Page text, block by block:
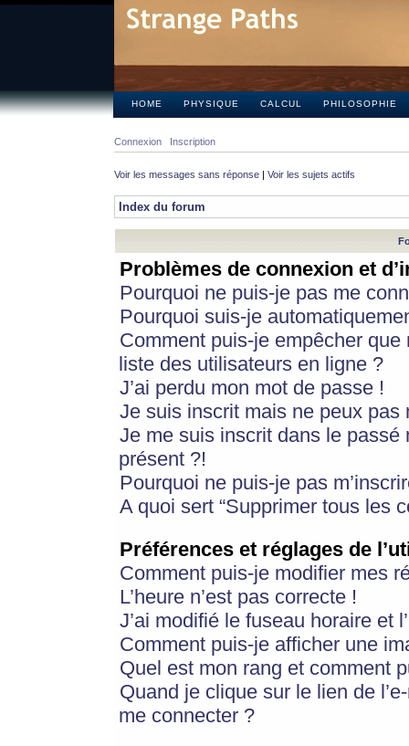
HOME PHYSIQUE CALCUL PHILOSOPHIE
Connexion Inscription
Voir les messages sans réponse | Voir les sujets actifs
Index du forum
Problèmes de connexion et
Pourquoi ne puis-je pas me
Pourquoi suis-je
Comment puis-je empêcher
liste des utilisateurs en ligne ?
J’ai perdu mon mot de passe !
Je suis inscrit mais ne peux pas
Je me suis inscrit dans le
présent ?!
Pourquoi ne puis-je pas
A quoi sert “Supprimer tous les
Préférences et réglages de
Comment puis-je modifier mes
L’heure n’est pas correcte !
J’ai modifié le fuseau horaire et
Comment puis-je afficher une
Quel est mon rang et comment
Quand je clique sur le lien de
me connecter ?